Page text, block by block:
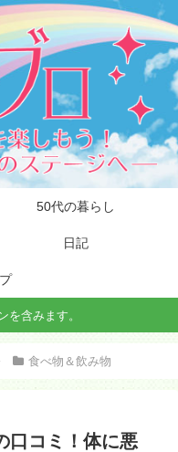
50代の暮らし
日記
を含みます。
食べ物＆飲み物
口コミ！体に悪